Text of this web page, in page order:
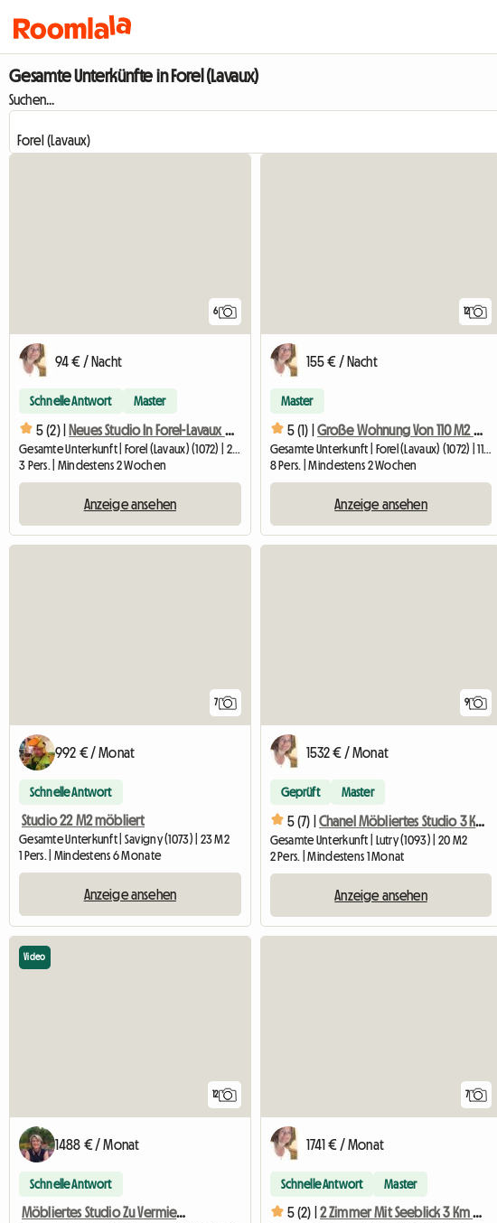
Gesamte Unterkünfte in Forel (Lavaux)
Suchen...
6
94 € / Nacht
Schnelle Antwort Master
5 (2) | Neues Studio In Forel-Lavaux In Der Nähe Von Lausanne Und Vevey
Gesamte Unterkunft | Forel (Lavaux) (1072) | 23 M2
3 Pers. | Mindestens 2 Wochen
Anzeige ansehen
12
155 € / Nacht
Master
5 (1) | Große Wohnung Von 110 M2 Für 8 Personen, 10 Minuten Von Vevey Entfernt
Gesamte Unterkunft | Forel (Lavaux) (1072) | 110 M2
8 Pers. | Mindestens 2 Wochen
Anzeige ansehen
7
992 € / Monat
Schnelle Antwort
Studio 22 M2 möbliert
Gesamte Unterkunft | Savigny (1073) | 23 M2
1 Pers. | Mindestens 6 Monate
Anzeige ansehen
9
1532 € / Monat
Geprüft Master
5 (7) | Chanel Möbliertes Studio 3 Km Von Lausanne Entfernt
Gesamte Unterkunft | Lutry (1093) | 20 M2
2 Pers. | Mindestens 1 Monat
Anzeige ansehen
12
Video
1488 € / Monat
Schnelle Antwort
Möbliertes Studio Zu Vermieten In Chexbres
7
1741 € / Monat
Schnelle Antwort Master
5 (2) | 2 Zimmer Mit Seeblick 3 Km Von Lausanne